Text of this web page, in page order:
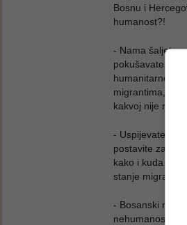
Bosnu i
humanost?!
- Nama šaljete
pokušavate
humanitarno
migrantima, ali i
kakvoj nije
- Uspijevate da
postavite
kako i kuda će
stanje
- Bosanski
nehumanost,